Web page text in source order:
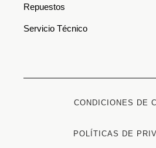
Repuestos
Servicio Técnico
CONDICIONES DE
POLÍTICAS DE